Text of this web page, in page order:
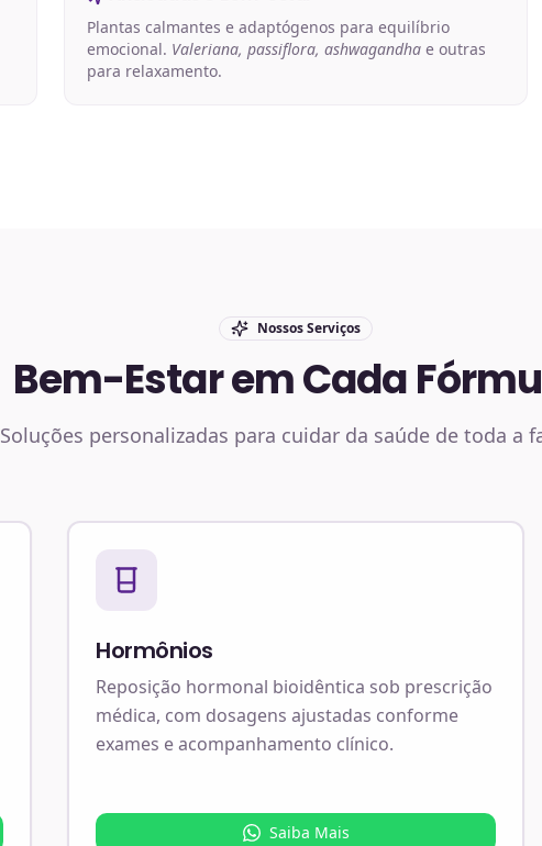
Plantas calmantes e adaptógenos para equilíbrio
emocional. Valeriana, passiflora, ashwagandha e outras
para relaxamento.
Nossos Serviços
Bem-Estar em Cada
Soluções personalizadas para cuidar da saúde de toda a
Hormônios
Reposição hormonal bioidêntica sob prescrição
médica, com dosagens ajustadas conforme
exames e acompanhamento clínico.
Saiba Mais